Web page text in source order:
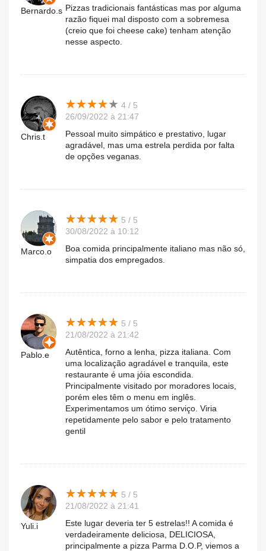
Bernardo.s Pizzas tradicionais fantásticas mas por alguma
razão fiquei mal disposto com a sobremesa
(creio que foi cheese cake) tenham atenção
nesse aspecto.
Chris.t
★★★★★
★★★★★ 4 / 5
26/09/2022 à 21:47
Pessoal muito simpático e prestativo, lugar
agradável, mas uma estrela perdida por falta
de opções veganas.
Marco.o
★★★★★
★★★★★ 5 / 5
30/08/2022 à 10:12
Boa comida principalmente italiano mas não só,
simpatia dos empregados.
Pablo.e
★★★★★
★★★★★ 5 / 5
21/08/2022 à 21:42
Autêntica, forno a lenha, pizza italiana. Com
uma localização agradável e tranquila, este
restaurante é uma jóia escondida.
Principalmente visitado por moradores locais,
porém eles têm o menu em inglês.
Experimentamos um ótimo serviço. Viria
repetidamente pelo sabor e pelo tratamento
gentil
Yuli.i
★★★★★
★★★★★ 5 / 5
21/08/2022 à 21:41
Este lugar deveria ter 5 estrelas!! A comida é
verdadeiramente deliciosa, DELICIOSA,
principalmente a pizza Parma D.O.P, viemos a